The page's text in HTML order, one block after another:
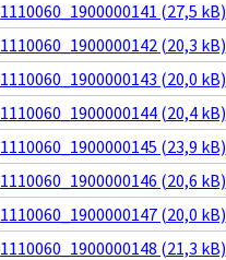
1110060_1900000141 (27,5 kB)
1110060_1900000142 (20,3 kB)
1110060_1900000143 (20,0 kB)
1110060_1900000144 (20,4 kB)
1110060_1900000145 (23,9 kB)
1110060_1900000146 (20,6 kB)
1110060_1900000147 (20,0 kB)
1110060_1900000148 (21,3 kB)